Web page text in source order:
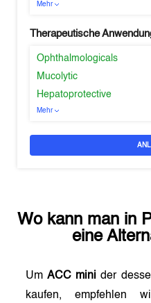
Mehr
Therapeutische
Ophthalmologicals
Mucolytic
Hepatoprotective
Mehr
Wo kann man in
eine
UmACC mini der
kaufen, empfehlen